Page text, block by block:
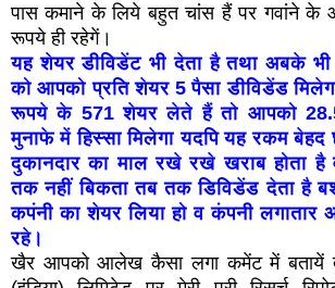
पास कमाने के लिये बहुत चांस हैं पर गवांने के
रूपये ही रहेगें।
यह शेयर डीविडेंट भी देता है तथा अबके
को आपको प्रति शेयर 5 पैसा डीविडेंड
रूपये के 571 शेयर लेते हैं तो आपको
मुनाफे में हिस्सा मिलेगा यदपि यह रकम बेहद
दुकानदार का माल रखे रखे खराब होता
तक नहीं बिकता तब तक डिविडेंड देता है
कपंनी का शेयर लिया हो व कंपनी लगातार
रहे।
खैर आपको आलेख कैसा लगा कमेंट में बतायें